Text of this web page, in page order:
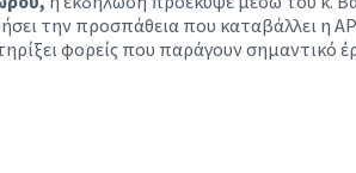
την προσπάθεια που καταβάλλει
φορείς που παράγουν σημαντικό